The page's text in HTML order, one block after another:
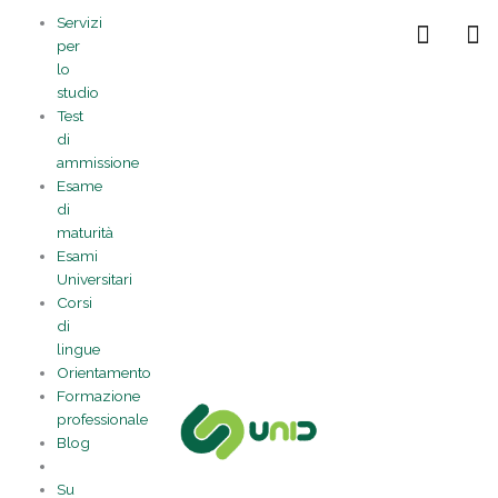
contenuto
Servizi
per
lo
studio
Test
di
ammissione
Esame
di
maturità
Esami
Universitari
Corsi
di
lingue
Orientamento
Formazione
professionale
Blog
Su